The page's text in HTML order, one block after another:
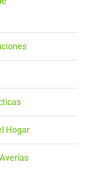
Hogar